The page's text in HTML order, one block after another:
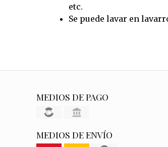
etc.
Se puede lavar en
MEDIOS DE PAGO
MEDIOS DE ENVÍO